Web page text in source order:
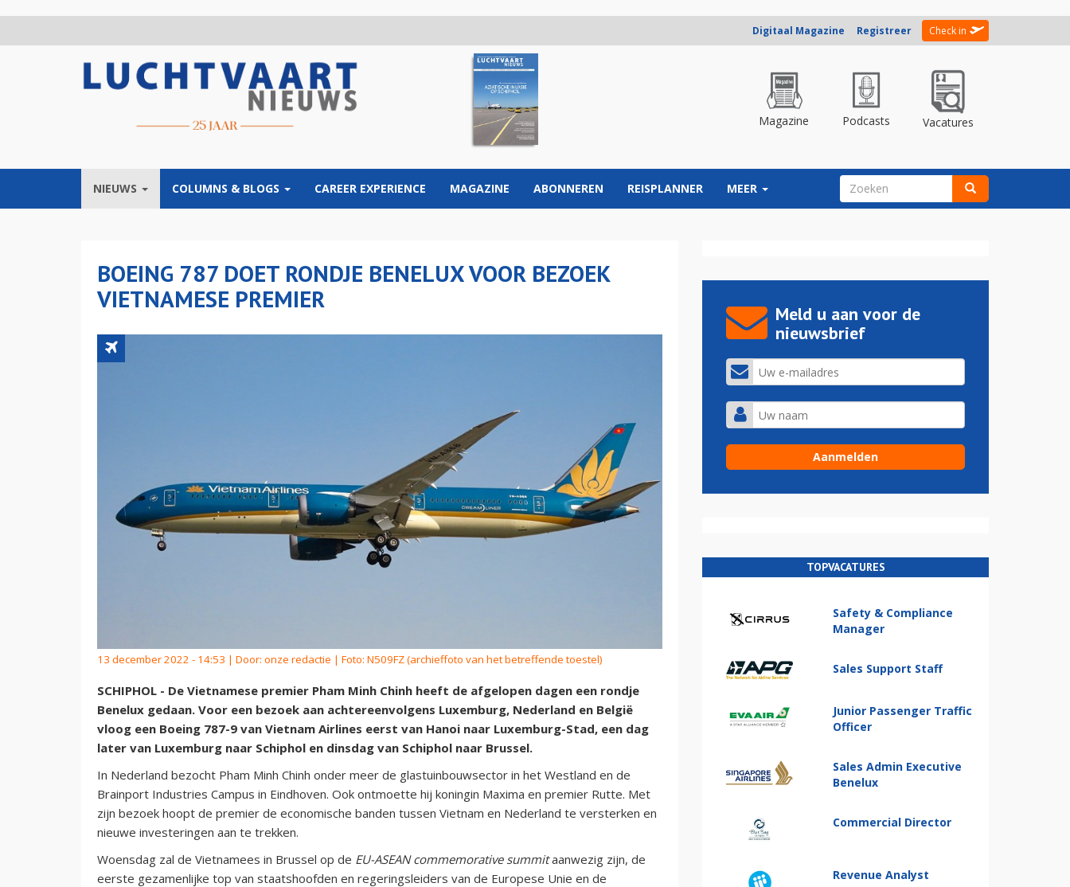
Digitaal Magazine Registreer Check in
Magazine Podcasts Vacatures
NIEUWS COLUMNS & BLOGS CAREER EXPERIENCE MAGAZINE ABONNEREN REISPLANNER MEER ZOEKVELD
BOEING 787 DOET RONDJE BENELUX VOOR BEZOEK
VIETNAMESE PREMIER
13 december 2022 - 14:53 | Door: onze redactie | Foto: N509FZ (archieffoto van het betreffende toestel)
SCHIPHOL - De Vietnamese premier Pham Minh Chinh heeft de afgelopen dagen een rondje
Benelux gedaan. Voor een bezoek aan achtereenvolgens Luxemburg, Nederland en België
vloog een Boeing 787-9 van Vietnam Airlines eerst van Hanoi naar Luxemburg-Stad, een dag
later van Luxemburg naar Schiphol en dinsdag van Schiphol naar Brussel.
In Nederland bezocht Pham Minh Chinh onder meer de glastuinbouwsector in het Westland en de
Brainport Industries Campus in Eindhoven. Ook ontmoette hij koningin Maxima en premier Rutte. Met
zijn bezoek hoopt de premier de economische banden tussen Vietnam en Nederland te versterken en
nieuwe investeringen aan te trekken.
Woensdag zal de Vietnamees in Brussel op de EU-ASEAN commemorative summitaanwezig zijn, de
eerste gezamenlijke top van staatshoofden en regeringsleiders van de Europese Unie en de
Meld u aan voor de
nieuwsbrief
TOPVACATURES
Safety & Compliance
Manager
Sales Support Staff
Junior Passenger Traffic
Officer
Sales Admin Executive
Benelux
Commercial Director
Revenue Analyst